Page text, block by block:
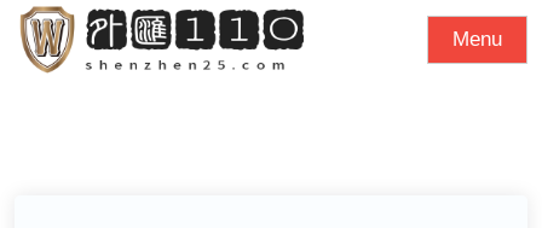
Menu